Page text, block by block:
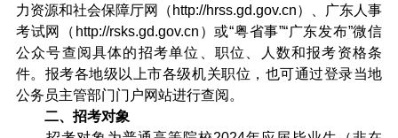
力资源和社会保障厅网（http://hrss.gd.gov.cn）、广东人事
考试网（http://rsks.gd.gov.cn）或“粤省事”“广东发布”微信
公众号查阅具体的招考单位、职位、人数和报考资格条
件。报考各地级以上市各级机关职位，也可通过登录当地
公务员主管部门门户网站进行查阅。
二、招考对象